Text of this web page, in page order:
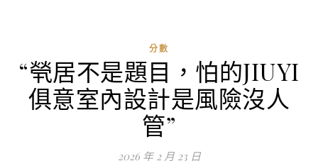
分數
“煢居不是題目，怕的JIUYI
俱意室內設計是風險沒人
管”
2026 年 2 月 23 日